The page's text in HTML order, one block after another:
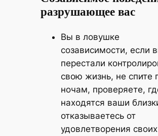
разрушающее вас
Вы в ловушке
созависимости, если
перестали
свою жизнь, не спите
ночам, проверяете,
находятся ваши
отказываетесь от
удовлетворения своих